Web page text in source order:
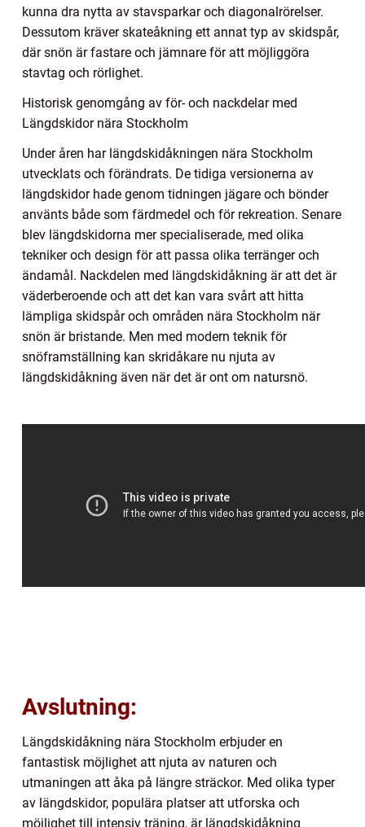
kunna dra nytta av stavsparkar och diagonalrörelser.
Dessutom kräver skateåkning ett annat typ av skidspår,
där snön är fastare och jämnare för att möjliggöra
stavtag och rörlighet.
Historisk genomgång av för- och nackdelar med
Längdskidor nära Stockholm
Under åren har längdskidåkningen nära Stockholm
utvecklats och förändrats. De tidiga versionerna av
längdskidor hade genom tidningen jägare och bönder
använts både som färdmedel och för rekreation. Senare
blev längdskidorna mer specialiserade, med olika
tekniker och design för att passa olika terränger och
ändamål. Nackdelen med längdskidåkning är att det är
väderberoende och att det kan vara svårt att hitta
lämpliga skidspår och områden nära Stockholm när
snön är bristande. Men med modern teknik för
snöframställning kan skridåkare nu njuta av
längdskidåkning även när det är ont om natursnö.
Avslutning:
Längdskidåkning nära Stockholm erbjuder en
fantastisk möjlighet att njuta av naturen och
utmaningen att åka på längre sträckor. Med olika typer
av längdskidor, populära platser att utforska och
möjlighet till intensiv träning, är längdskidåkning